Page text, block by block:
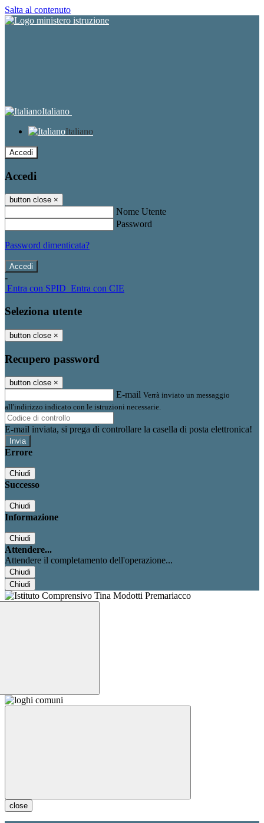
Salta al contenuto
Italiano
Italiano
Accedi
Accedi
button close ×
Nome Utente
Password
Password dimenticata?
-
Entra con SPID Entra con CIE
Seleziona utente
button close ×
Recupero password
button close ×
E-mail Verrà inviato un messaggio
all'indirizzo indicato con le istruzioni necessarie.
E-mail inviata, si prega di controllare la casella di posta elettronica!
Errore
Chiudi
Successo
Chiudi
Informazione
Chiudi
Attendere...
Attendere il completamento dell'operazione...
Chiudi
Chiudi
close